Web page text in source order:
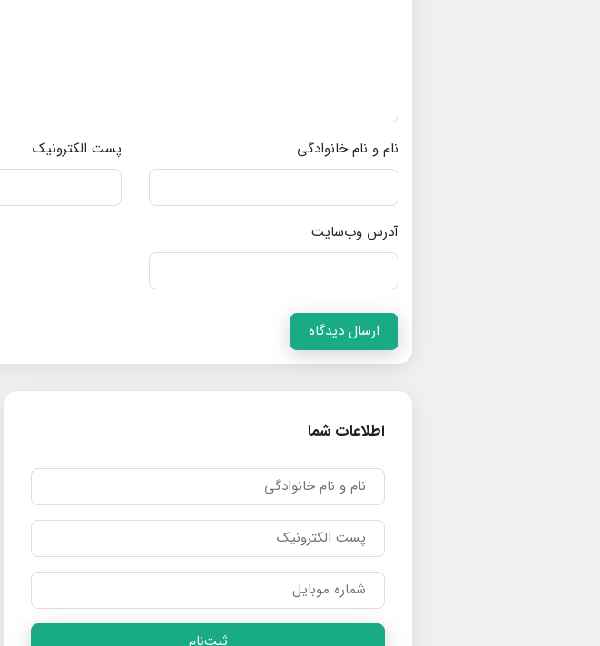
نام و نام خانوادگی پست الکترونیک
آدرس وب‌سایت
ارسال دیدگاه
اطلاعات شما
ثبت‌نام